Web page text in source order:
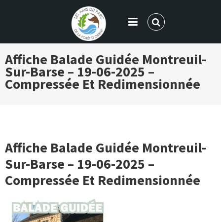
LES AMIS DU PARC DE LA FORÊT
D'ORIENT
Affiche Balade Guidée Montreuil-
Sur-Barse – 19-06-2025 –
Compressée Et Redimensionnée
Affiche Balade Guidée Montreuil-
Sur-Barse – 19-06-2025 –
Compressée Et Redimensionnée